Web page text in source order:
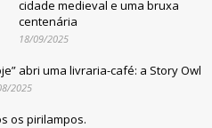
cidade medieval e uma bruxa
centenária
18/09/2025
abri uma livraria-café: a Story Owl
2025
os pirilampos.